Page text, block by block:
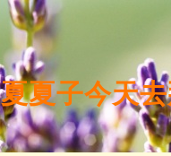
夏夏子今天